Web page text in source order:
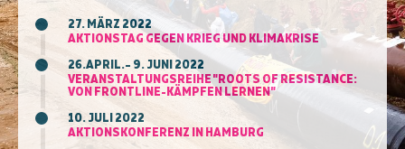
27. MÄRZ 2022
AKTIONSTAG GEGEN KRIEG UND KLIMAKRISE
26.APRIL.– 9. JUNI 2022
VERANSTALTUNGSREIHE "ROOTS OF RESISTANCE:
VON FRONTLINE-KÄMPFEN LERNEN"
10. JULI 2022
AKTIONSKONFERENZ IN HAMBURG